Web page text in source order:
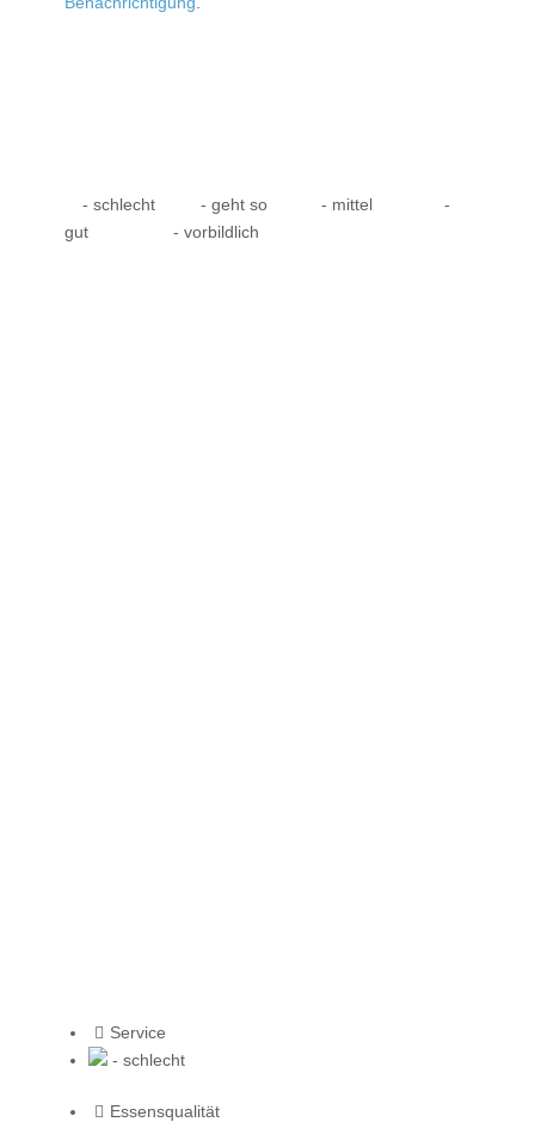
- schlecht - geht so - mittel
-
gut
- vorbildlich
Service
- schlecht
Essensqualität